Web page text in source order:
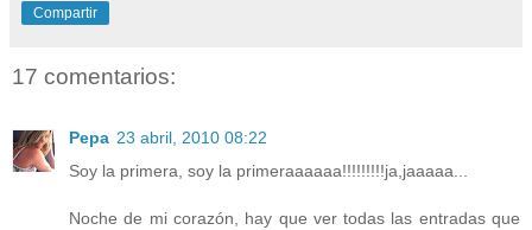
Compartir
17 comentarios:
Pepa 23 abril, 2010 08:22
Soy la primera, soy la primeraaaaaa!!!!!!!!!ja,jaaaaa...
Noche de mi corazón, hay que ver todas las entradas que